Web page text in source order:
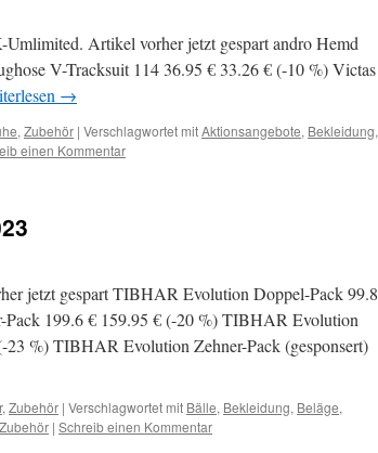
Artikel vorher jetzt gespart andro Hemd
V-Tracksuit 114 36.95 € 33.26 € (-10 %) Victas
→
, Zubehör | Verschlagwortet mitAktionsangebote, Bekleidung,
einen Kommentar
jetzt gespart TIBHAR Evolution Doppel-Pack 99.8
199.6 € 159.95 € (-20 %) TIBHAR Evolution
23 %) TIBHAR Evolution Zehner-Pack (gesponsert)
, Zubehör | Verschlagwortet mit Bälle, Bekleidung, Beläge,
Zubehör | Schreib einen Kommentar